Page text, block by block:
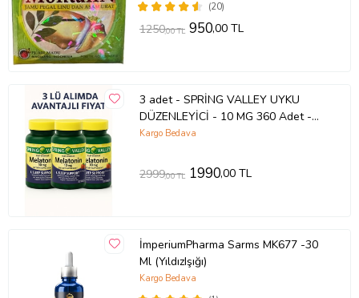
(20)
1250,00 TL 950,00 TL
3 adet - SPRİNG VALLEY UYKU
DÜZENLEYİCİ - 10 MG 360 Adet -
Jet-Lag ve Uyku Sorunlarına Destek
SKT:12/2027
Kargo Bedava
2999,00 TL 1990,00 TL
İmperiumPharma Sarms MK677 -30
Ml (YıldızIşığı)
Kargo Bedava